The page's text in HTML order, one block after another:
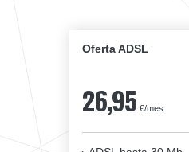
Oferta ADSL
26,95 €/mes